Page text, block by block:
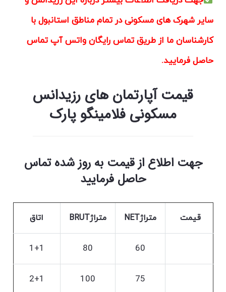
سایر شهرک های مسکونی در تمام مناطق استانبول با
کارشناسان ما از طریق تماس رایگان واتس آپ تماس
حاصل فرمایید.
قیمت آپارتمان های رزیدانس
مسکونی فلامینگو پارک
جهت اطلاع از قیمت به روز شده تماس
حاصل فرمایید
قیمت متراژNET متراژBRUT اتاق
60
80
1+1
75
100
2+1